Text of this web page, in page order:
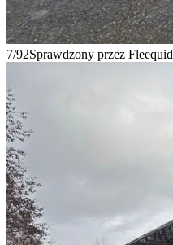
7/92Sprawdzony przez Fleequid